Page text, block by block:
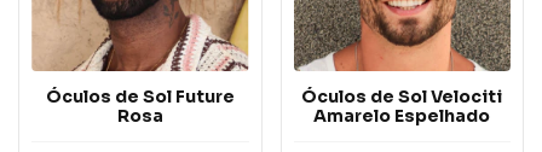
Óculos de Sol Future
Rosa
Óculos de Sol Velociti
Amarelo Espelhado